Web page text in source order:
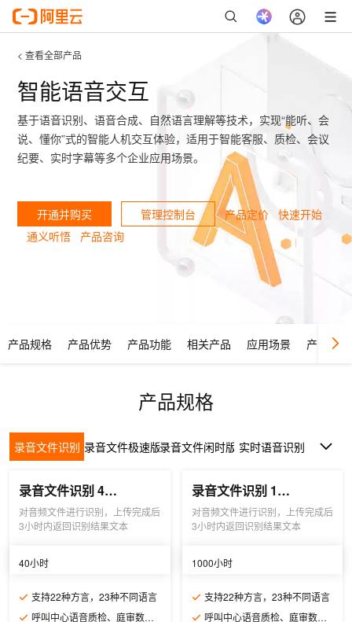
< 查看全部产品
智能语音交互
基于语音识别、语音合成、自然语言理解等技术，实现“能听、会
说、懂你”式的智能人机交互体验，适用于智能客服、质检、会议
纪要、实时字幕等多个企业应用场景。
开通并购买 管理控制台 产品定价 快速开始
通义听悟
产品咨询
产品规格 产品优势 产品功能 相关产品 应用场景 产品动态
产品规格
录音文件识别 录音文件极速版录音文件闲时版 实时语音识别
录音文件识别 40小时
对音频文件进行识别，上传完成后
3小时内返回识别结果文本
40小时
支持22种方言，23种不同语言
呼叫中心语音质检、庭审数据录入、会议记录总结
录音文件识别 1000小时
对音频文件进行识别，上传完成后
3小时内返回识别结果文本
1000小时
支持22种方言，23种不同语言
呼叫中心语音质检、庭审数据录入、会议记录总结